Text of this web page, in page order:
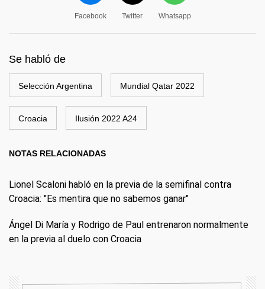
Facebook Twitter Whatsapp
Se habló de
Selección Argentina Mundial Qatar 2022
Croacia Ilusión 2022 A24
NOTAS RELACIONADAS
Lionel Scaloni habló en la previa de la semifinal contra
Croacia: "Es mentira que no sabemos ganar"
Ángel Di María y Rodrigo de Paul entrenaron normalmente
en la previa al duelo con Croacia